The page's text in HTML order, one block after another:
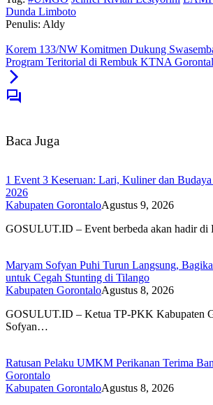
Dunda Limboto
Penulis: Aldy
Korem 133/NW Komitmen Dukung
Program Teritorial di Rembuk KTNA
Baca Juga
1 Event 3 Keseruan: Lari, Kuliner dan
2026
Kabupaten GorontaloAgustus 9, 2026
GOSULUT.ID – Event berbeda akan hadir
Maryam Sofyan Puhi Turun Langsung,
untuk Cegah Stunting di Tilango
Kabupaten GorontaloAgustus 8, 2026
GOSULUT.ID – Ketua TP-PKK Kabupaten
Sofyan…
Ratusan Pelaku UMKM Perikanan Terima
Gorontalo
Kabupaten GorontaloAgustus 8, 2026